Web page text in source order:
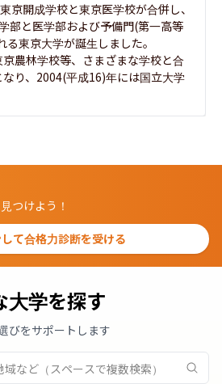
京開成学校と東京医学校が合併し、
部と医学部および予備門(第一高等
東京大学が誕生しました。
農林学校等、さまざまな学校と合
り、2004(平成16)年には国立大学
つけよう！
て合格力診断を受ける
大学を探す
びをサポートします